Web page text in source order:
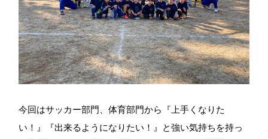
今回はサッカー部門、体育部門から『上手くなりた
い！』『出来るようになりたい！』と強い気持ちを持っ